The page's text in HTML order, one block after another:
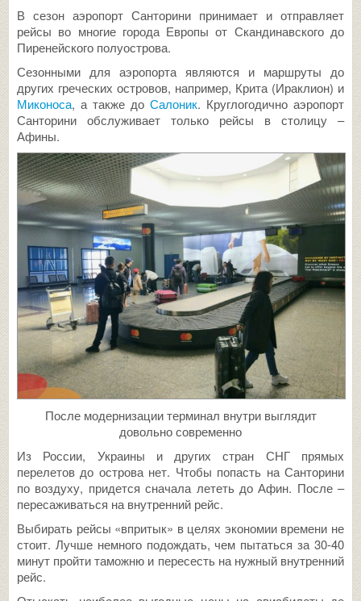
В сезон аэропорт Санторини принимает и отправляет
рейсы во многие города Европы от Скандинавского до
Пиренейского полуострова.
Сезонными для аэропорта являются и маршруты до
других греческих островов, например, Крита (Ираклион) и
Миконоса, а также до Салоник. Круглогодично аэропорт
Санторини обслуживает только рейсы в столицу –
Афины.
После модернизации терминал внутри выглядит
довольно современно
Из России, Украины и других стран СНГ прямых
перелетов до острова нет. Чтобы попасть на Санторини
по воздуху, придется сначала лететь до Афин. После –
пересаживаться на внутренний рейс.
Выбирать рейсы «впритык» в целях экономии времени не
стоит. Лучше немного подождать, чем пытаться за 30-40
минут пройти таможню и пересесть на нужный внутренний
рейс.